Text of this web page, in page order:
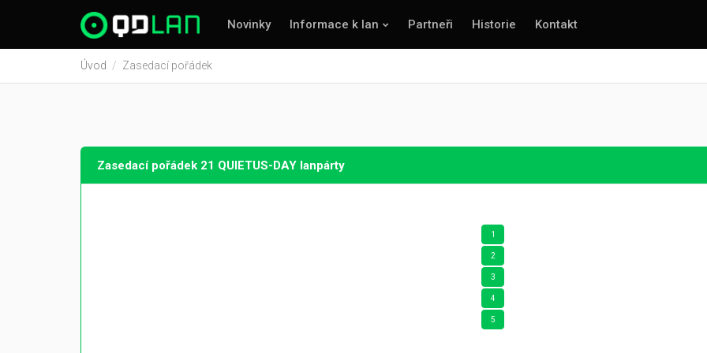
Novinky Informace k lan Partneři Historie Kontakt
Úvod Zasedací pořádek
Zasedací pořádek 21 QUIETUS-DAY lanpárty
1
2
3
4
5